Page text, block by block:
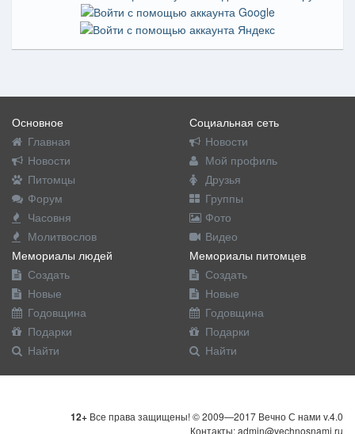
Основное
Главная
Новости
Питомцы
Форум
Часовня
Молитвослов
Социальная сеть
Новости
Мой профиль
Друзья
Группы
Фото
Видео
Мемориалы людей
Создать
Новые
Годовщина
Подарки
Найти
Мемориалы питомцев
Создать
Новые
Годовщина
Подарки
Найти
12+ Все права защищены! © 2009—2017 Вечно С нами v.4.0
Контакты: admin@vechnosnami.ru